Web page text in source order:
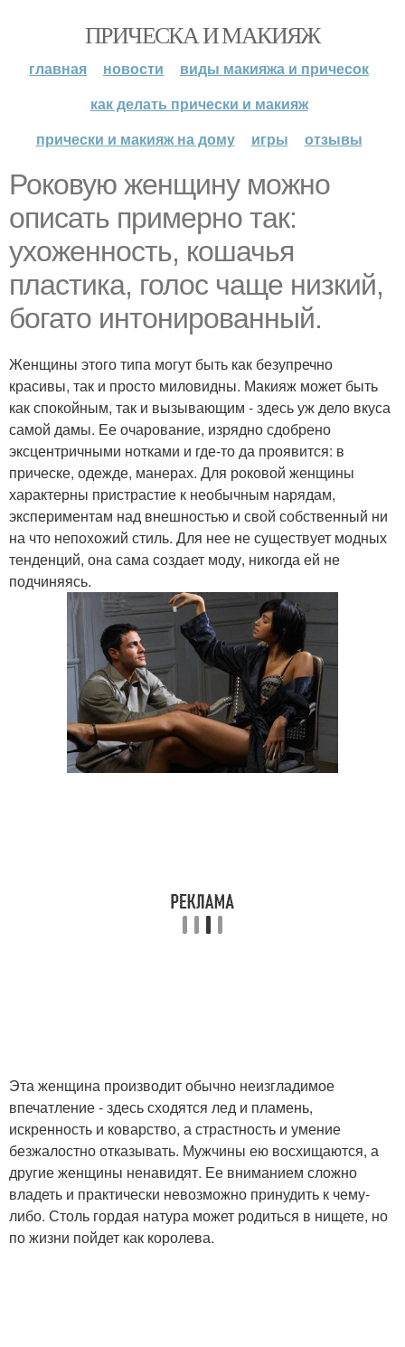
ПРИЧЕСКА И МАКИЯЖ
главная новости
виды макияжа и причесок
как делать прически и макияж
прически и макияж на дому
игры отзывы
Роковую женщину можно
описать примерно так:
ухоженность, кошачья
пластика, голос чаще низкий,
богато интонированный.
Женщины этого типа могут быть как безупречно
красивы, так и просто миловидны. Макияж может быть
как спокойным, так и вызывающим - здесь уж дело вкуса
самой дамы. Ее очарование, изрядно сдобрено
эксцентричными нотками и где-то да проявится: в
прическе, одежде, манерах. Для роковой женщины
характерны пристрастие к необычным нарядам,
экспериментам над внешностью и свой собственный ни
на что непохожий стиль. Для нее не существует модных
тенденций, она сама создает моду, никогда ей не
подчиняясь.
Эта женщина производит обычно неизгладимое
впечатление - здесь сходятся лед и пламень,
искренность и коварство, а страстность и умение
безжалостно отказывать. Мужчины ею восхищаются, а
другие женщины ненавидят. Ее вниманием сложно
владеть и практически невозможно принудить к чему-
либо. Столь гордая натура может родиться в нищете, но
по жизни пойдет как королева.